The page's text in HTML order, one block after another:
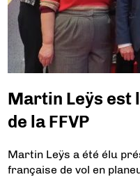
Martin Leÿs est
de la FFVP
Martin Leÿs a été élu
française de vol en